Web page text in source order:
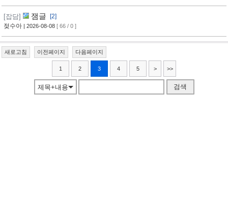
[잡담] 잼글
[2]
젖수아 | 2026-08-08 [ 66 / 0 ]
새로고침 이전페이지 다음페이지
1 2 3 4 5 > >>
제목+내용 검색